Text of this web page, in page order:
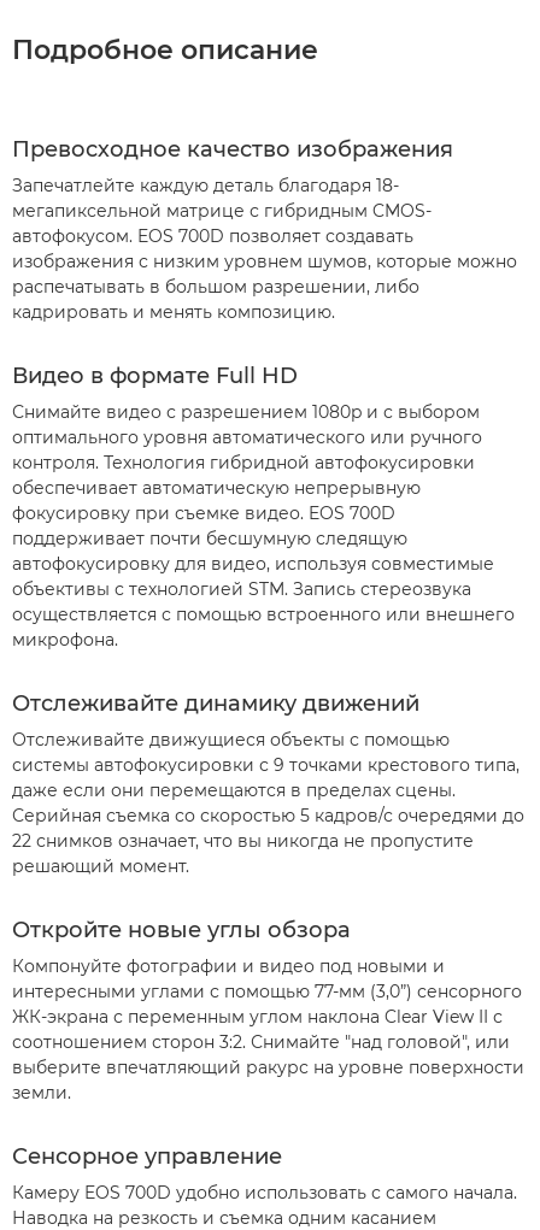
Подробное описание
Превосходное качество изображения
Запечатлейте каждую деталь благодаря 18-
мегапиксельной матрице с гибридным CMOS-
автофокусом. EOS 700D позволяет создавать
изображения с низким уровнем шумов, которые можно
распечатывать в большом разрешении, либо
кадрировать и менять композицию.
Видео в формате Full HD
Снимайте видео с разрешением 1080p и с выбором
оптимального уровня автоматического или ручного
контроля. Технология гибридной автофокусировки
обеспечивает автоматическую непрерывную
фокусировку при съемке видео. EOS 700D
поддерживает почти бесшумную следящую
автофокусировку для видео, используя совместимые
объективы с технологией STM. Запись стереозвука
осуществляется с помощью встроенного или внешнего
микрофона.
Отслеживайте динамику движений
Отслеживайте движущиеся объекты с помощью
системы автофокусировки с 9 точками крестового типа,
даже если они перемещаются в пределах сцены.
Серийная съемка со скоростью 5 кадров/с очередями до
22 снимков означает, что вы никогда не пропустите
решающий момент.
Откройте новые углы обзора
Компонуйте фотографии и видео под новыми и
интересными углами с помощью 77-мм (3,0”) сенсорного
ЖК-экрана с переменным углом наклона Clear View II с
соотношением сторон 3:2. Снимайте "над головой", или
выберите впечатляющий ракурс на уровне поверхности
земли.
Сенсорное управление
Камеру EOS 700D удобно использовать с самого начала.
Наводка на резкость и съемка одним касанием